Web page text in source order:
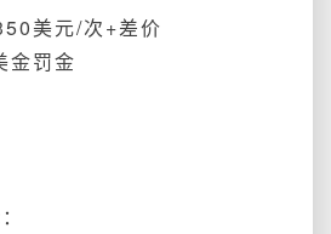
美元/次+差价
金罚金
：